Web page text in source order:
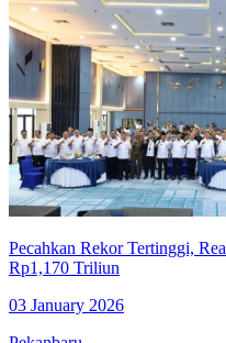
Pecahkan Rekor Tertinggi,
Rp1,170 Triliun
03 January 2026